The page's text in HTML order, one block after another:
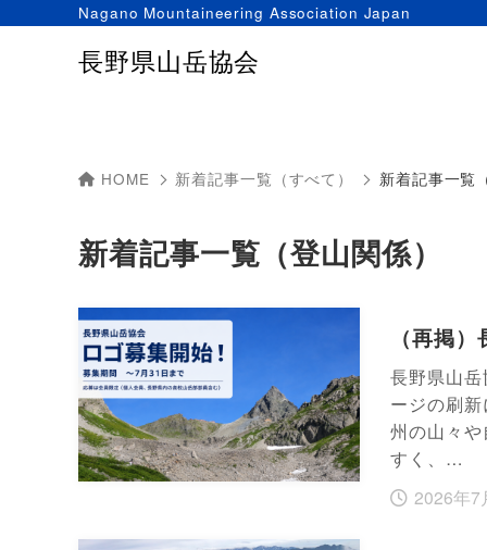
長野県山岳協会
Nagano Mountaineering Association Japan
HOME 新着記事一覧（すべて） 新着記事一覧
新着記事一覧（登山関係）
（再掲
長野県山
ージの刷
州の山々
すく、…
2026年7